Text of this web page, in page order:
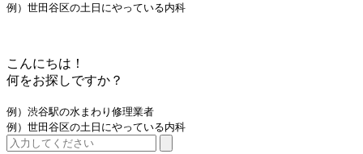
例）世田谷区の土日にやっている内科
こんにちは！
何をお探しですか？
例）渋谷駅の水まわり修理業者
例）世田谷区の土日にやっている内科